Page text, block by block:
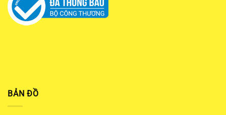
BẢN ĐỒ